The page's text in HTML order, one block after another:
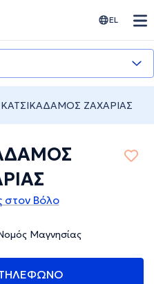
EL
ΚΑΤΣΙΚΑΔΑΜΟΣ ΖΑΧΑΡΙΑΣ
στον Βόλο
Μαγνησίας